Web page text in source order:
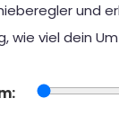
und
wie viel dein